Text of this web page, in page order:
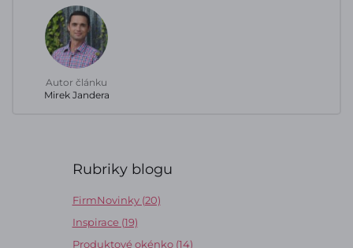
Autor článku
Mirek Jandera
Rubriky blogu
FirmNovinky (20)
Inspirace (19)
Produktové okénko (14)